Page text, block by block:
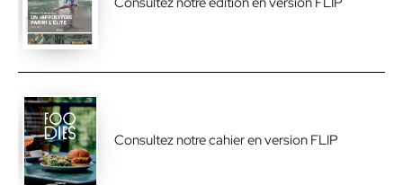
Consultez notre cahier en version FLIP